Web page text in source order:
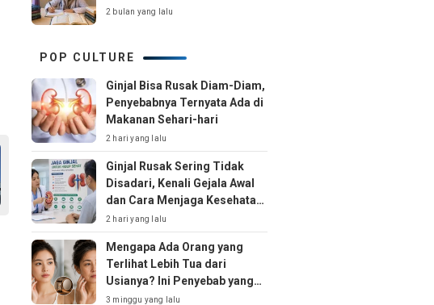
2 bulan yang lalu
POP CULTURE
Ginjal Bisa Rusak Diam-Diam,
Penyebabnya Ternyata Ada di
Makanan Sehari-hari
2 hari yang lalu
Ginjal Rusak Sering Tidak
Disadari, Kenali Gejala Awal
dan Cara Menjaga Kesehatan
Ginjal Sejak Dini
2 hari yang lalu
Mengapa Ada Orang yang
Terlihat Lebih Tua dari
Usianya? Ini Penyebab yang
Jarang Disadari
3 minggu yang lalu